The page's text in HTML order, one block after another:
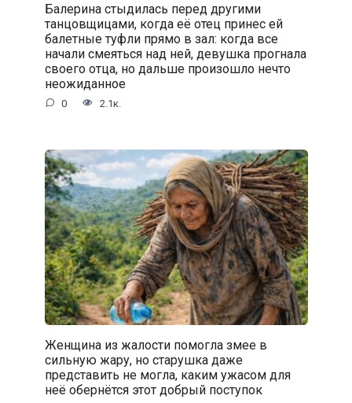
Балерина стыдилась перед другими
танцовщицами, когда её отец принес ей
балетные туфли прямо в зал: когда все
начали смеяться над ней, девушка прогнала
своего отца, но дальше произошло нечто
неожиданное
0 2.1к.
Женщина из жалости помогла змее в
сильную жару, но старушка даже
представить не могла, каким ужасом для
неё обернётся этот добрый поступок